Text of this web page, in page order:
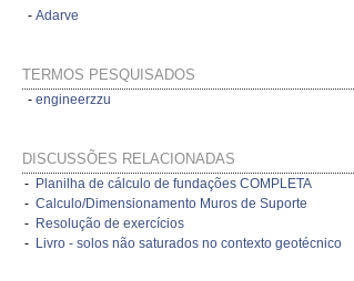
- Adarve
TERMOS PESQUISADOS
- engineerzzu
DISCUSSÕES RELACIONADAS
- Planilha de cálculo de fundações COMPLETA
- Calculo/Dimensionamento Muros de Suporte
- Resolução de exercícios
- Livro - solos não saturados no contexto geotécnico